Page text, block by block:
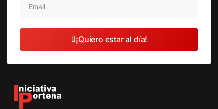
¡Quiero estar al día!